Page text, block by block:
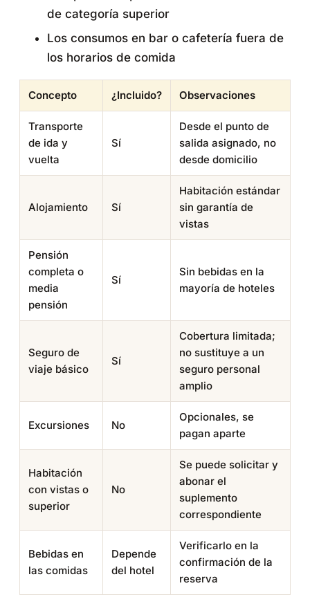
de categoría superior
Los consumos en bar o cafetería fuera de
los horarios de comida
Concepto ¿Incluido? Observaciones
Transporte
de ida y
vuelta
Sí
Desde el punto de
salida asignado, no
desde domicilio
Alojamiento Sí
Habitación estándar
sin garantía de
vistas
Pensión
completa o
media
pensión
Sí
Sin bebidas en la
mayoría de hoteles
Seguro de
viaje básico
Sí
Cobertura limitada;
no sustituye a un
seguro personal
amplio
Excursiones No
Opcionales, se
pagan aparte
Habitación
con vistas o
superior
No
Se puede solicitar y
abonar el
suplemento
correspondiente
Bebidas en
las comidas
Depende
del hotel
Verificarlo en la
confirmación de la
reserva